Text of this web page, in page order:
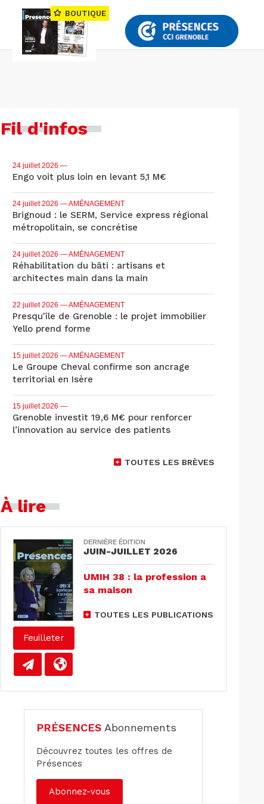
BOUTIQUE
Fil d'infos
24 juillet 2026 —
Engo voit plus loin en levant 5,1 M€
24 juillet 2026 — AMÉNAGEMENT
Brignoud : le SERM, Service express régional
métropolitain, se concrétise
24 juillet 2026 — AMÉNAGEMENT
Réhabilitation du bâti : artisans et
architectes main dans la main
22 juillet 2026 — AMÉNAGEMENT
Presqu'île de Grenoble : le projet immobilier
Yello prend forme
15 juillet 2026 — AMÉNAGEMENT
Le Groupe Cheval confirme son ancrage
territorial en Isère
15 juillet 2026 —
Grenoble investit 19,6 M€ pour renforcer
l’innovation au service des patients
TOUTES LES BRÈVES
À lire
Feuilleter
DERNIÈRE ÉDITION
JUIN-JUILLET 2026
UMIH 38 : la profession a
sa maison
TOUTES LES PUBLICATIONS
PRÉSENCES Abonnements
Découvrez toutes les offres de
Présences
Abonnez-vous